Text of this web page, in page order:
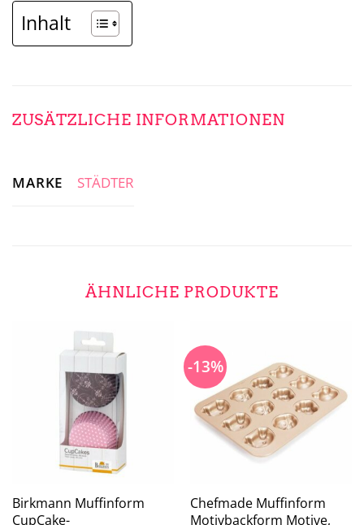
Inhalt
ZUSÄTZLICHE INFORMATIONEN
MARKE STÄDTER
ÄHNLICHE PRODUKTE
Birkmann Muffinform
CupCake-
-13%
Chefmade Muffinform
Motivbackform Motive,